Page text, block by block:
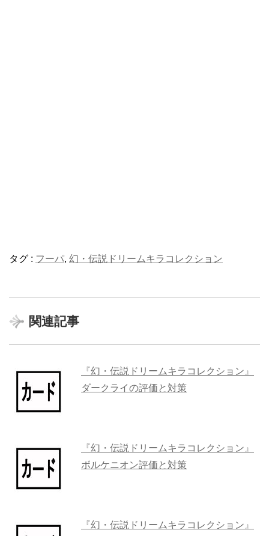
タグ : フーパ, 幻・伝説ドリームキラコレクション
関連記事
『幻・伝説ドリームキラコレクション』
ダークライの評価と対策
『幻・伝説ドリームキラコレクション』
ボルケニオン評価と対策
『幻・伝説ドリームキラコレクション』